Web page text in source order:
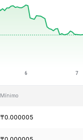
Mínimo
₸0.000005